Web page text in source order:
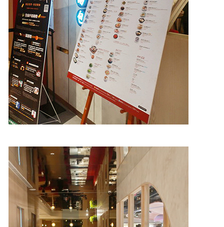
創意出版服務
歷史區
關於Yilan
個人著作
活動實況記錄
媒體報導一覽
訂閱電子報